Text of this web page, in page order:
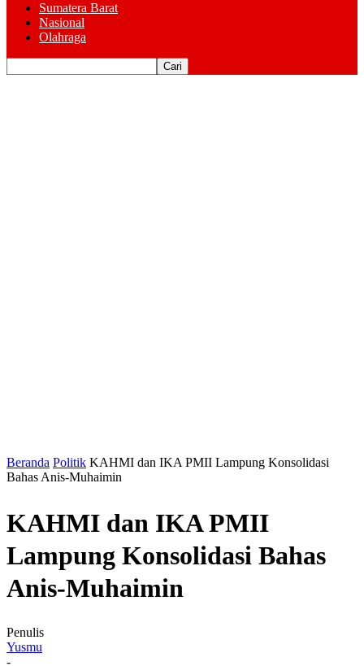
Sumatera Barat
Nasional
Olahraga
Beranda Politik KAHMI dan IKA PMII Lampung Konsolidasi
Bahas Anis-Muhaimin
KAHMI dan IKA PMII
Lampung Konsolidasi Bahas
Anis-Muhaimin
Penulis
Yusmu
-